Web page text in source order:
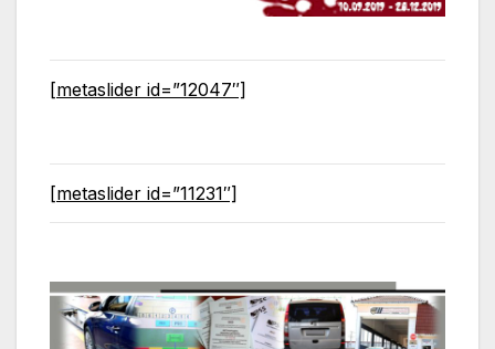
[metaslider id=”12047″]
[metaslider id=”11231″]